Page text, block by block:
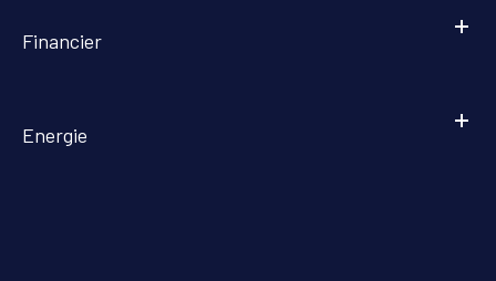
Financier
Energie